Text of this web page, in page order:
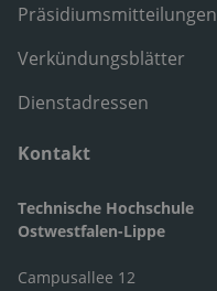
Präsidiumsmitteilungen
Verkündungsblätter
Dienstadressen
Kontakt
Technische Hochschule
Ostwestfalen-Lippe
Campusallee 12